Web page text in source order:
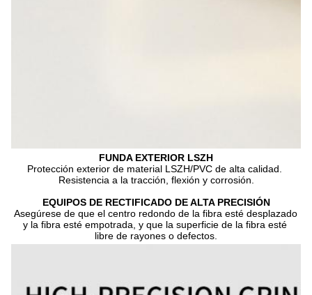
FUNDA EXTERIOR LSZH
Protección exterior de material LSZH/PVC de alta calidad.
Resistencia a la tracción, flexión y corrosión.
EQUIPOS DE RECTIFICADO DE ALTA PRECISIÓN
Asegúrese de que el centro redondo de la fibra esté desplazado
y la fibra esté empotrada, y que la superficie de la fibra esté
libre de rayones o defectos.